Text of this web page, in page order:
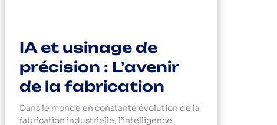
IA et usinage de
précision : L’avenir
de la fabrication
Dans le monde en constante évolution de la
fabrication industrielle, l’intelligence